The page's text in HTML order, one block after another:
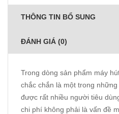
THÔNG TIN BỔ SUNG
ĐÁNH GIÁ (0)
Trong dòng sản phẩm máy
chắc chắn là một trong
được rất nhiều người tiêu
chi phí không phải là vấn đề